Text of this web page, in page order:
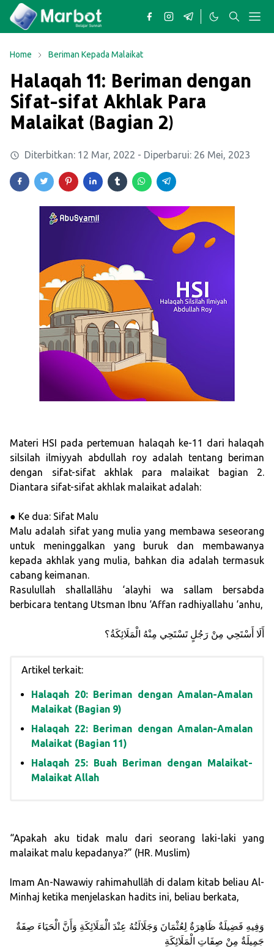
Home Beriman Kepada Malaikat
Halaqah 11: Beriman dengan
Sifat-sifat Akhlak Para
Malaikat (Bagian 2)
Diterbitkan: 12 Mar, 2022 - Diperbarui: 26 Mei, 2023
Materi HSI pada pertemuan halaqah ke-11 dari halaqah
silsilah ilmiyyah abdullah roy adalah tentang beriman
dengan sifat-sifat akhlak para malaikat bagian 2.
Diantara sifat-sifat akhlak malaikat adalah:
● Ke dua: Sifat Malu
Malu adalah sifat yang mulia yang membawa seseorang
untuk meninggalkan yang buruk dan membawanya
kepada akhlak yang mulia, bahkan dia adalah termasuk
cabang keimanan.
Rasulullah shallallāhu ‘alayhi wa sallam bersabda
berbicara tentang Utsman Ibnu ‘Affan radhiyallahu ‘anhu,
أَلَا أَسْتَحِي مِنْ رَجُلٍ تَسْتَحِي مِنْهُ الْمَلَائِكَةُ؟
Artikel terkait:
Halaqah 20: Beriman dengan Amalan-Amalan
Malaikat (Bagian 9)
Halaqah 22: Beriman dengan Amalan-Amalan
Malaikat (Bagian 11)
Halaqah 25: Buah Beriman dengan Malaikat-
Malaikat Allah
“Apakah aku tidak malu dari seorang laki-laki yang
malaikat malu kepadanya?” (HR. Muslim)
Imam An-Nawawiy rahimahullāh di dalam kitab beliau Al-
Minhaj ketika menjelaskan hadits ini, beliau berkata,
وَفِيهِ فَضِيلَةٌ ظَاهِرَةٌ لِعُثْمَانَ وَجَلَالَتُهُ عِنْدَ الْمَلَائِكَةِ وَأَنَّ الْحَيَاءَ صِفَةٌ
جَمِيلَةٌ مِنْ صِفَاتِ الْمَلَائِكَةِ